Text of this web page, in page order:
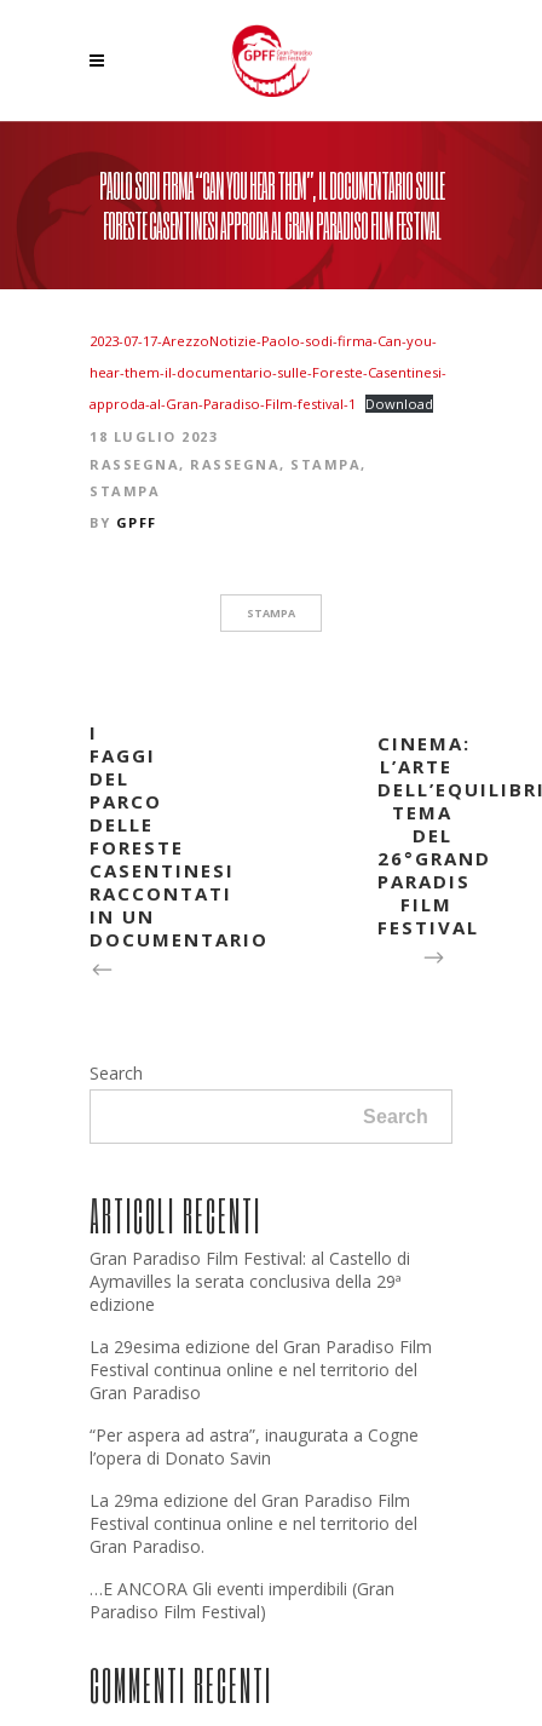
PAOLO SODI FIRMA “CAN YOU HEAR THEM”, IL DOCUMENTARIO SULLE
FORESTE CASENTINESI APPRODA AL GRAN PARADISO FILM FESTIVAL
2023-07-17-ArezzoNotizie-Paolo-sodi-firma-Can-you-
hear-them-il-documentario-sulle-Foreste-Casentinesi-
approda-al-Gran-Paradiso-Film-festival-1
Download
18 LUGLIO 2023
RASSEGNA , RASSEGNA , STAMPA ,
STAMPA
BY GPFF
STAMPA
I
FAGGI
DEL
PARCO
DELLE
FORESTE
CASENTINESI
RACCONTATI
IN UN
DOCUMENTARIO
CINEMA:
L’ARTE
TEMA
DEL
26°GRAND
PARADIS
FILM
FESTIVAL
Search
Search
ARTICOLI RECENTI
Gran Paradiso Film Festival: al Castello di
Aymavilles la serata conclusiva della 29ª
edizione
La 29esima edizione del Gran Paradiso Film
Festival continua online e nel territorio del
Gran Paradiso
“Per aspera ad astra”, inaugurata a Cogne
l’opera di Donato Savin
La 29ma edizione del Gran Paradiso Film
Festival continua online e nel territorio del
Gran Paradiso.
…E ANCORA Gli eventi imperdibili (Gran
Paradiso Film Festival)
COMMENTI RECENTI